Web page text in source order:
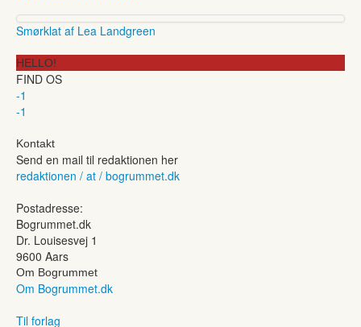
Smørklat af Lea Landgreen
HELLO!
FIND OS
-1
-1
Kontakt
Send en mail til redaktionen her
redaktionen / at / bogrummet.dk
Postadresse:
Bogrummet.dk
Dr. Louisesvej 1
9600 Aars
Om Bogrummet
Om Bogrummet.dk
Til forlag